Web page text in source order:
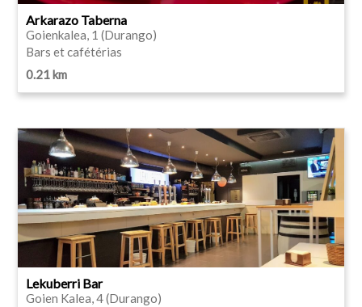
Arkarazo Taberna
Goienkalea, 1 (Durango)
Bars et cafétérias
0.21 km
Lekuberri Bar
Goien Kalea, 4 (Durango)